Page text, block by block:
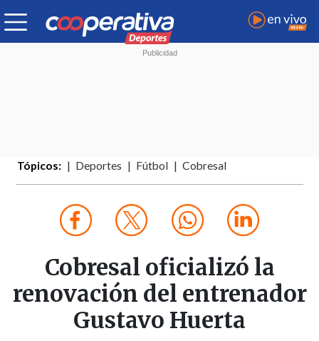
Tópicos: Deportes Fútbol Cobresal
Cobresal oficializó la
renovación del entrenador
Gustavo Huerta